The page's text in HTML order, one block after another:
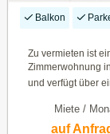
Balkon
Zu vermieten ist
Zimmerwohnung
und verfügt über
Miete /
auf